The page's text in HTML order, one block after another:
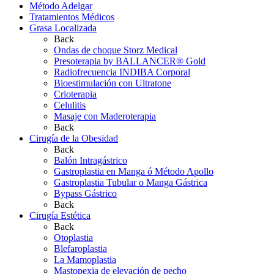
Método Adelgar
Tratamientos Médicos
Grasa Localizada
Back
Ondas de choque Storz Medical
Presoterapia by BALLANCER® Gold
Radiofrecuencia INDIBA Corporal
Bioestimulación con Ultratone
Crioterapia
Celulitis
Masaje con Maderoterapia
Back
Cirugía de la Obesidad
Back
Balón Intragástrico
Gastroplastia en Manga ó Método Apollo
Gastroplastia Tubular o Manga Gástrica
Bypass Gástrico
Back
Cirugía Estética
Back
Otoplastia
Blefaroplastia
La Mamoplastia
Mastopexia de elevación de pecho